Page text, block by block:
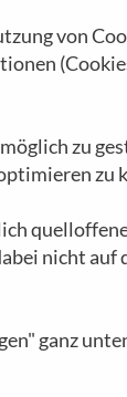
Preise
von
zu
zu
nicht auf
ganz